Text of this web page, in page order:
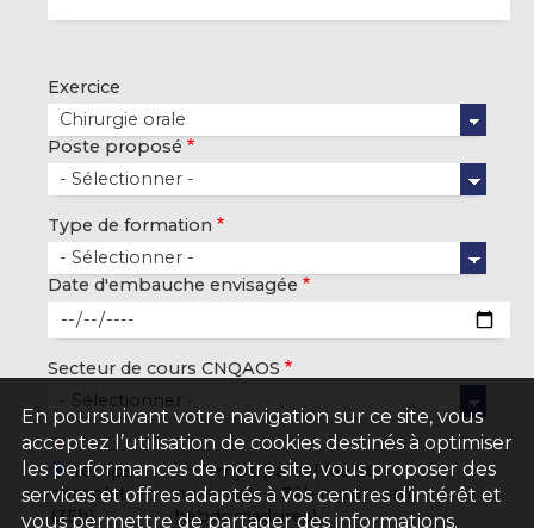
Exercice
Poste proposé
Type de formation
Date d'embauche envisagée
Secteur de cours CNQAOS
Temps
complet
(35h)
Temps partiel (de 26h
minimum à 34h maximum
hebdomadaires)
En poursuivant votre navigation sur ce site, vous
acceptez l’utilisation de cookies destinés à optimiser
les performances de notre site, vous proposer des
services et offres adaptés à vos centres d’intérêt et
vous permettre de partager des informations.